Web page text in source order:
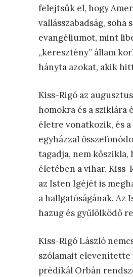
felejtsük el, hogy
vallásszabadság,
evangéliumot, mint
„keresztény” állam
hányta azokat, akik
Kiss-Rigó az
homokra és a sziklára
életre vonatkozik, és
egyházzal
tagadja, nem
életében a vihar.
az Isten Igéjét is
a hallgatóságának.
hazug és gyűlölködő
Kiss-Rigó László
szólamait elevenítette
prédikál Orbán